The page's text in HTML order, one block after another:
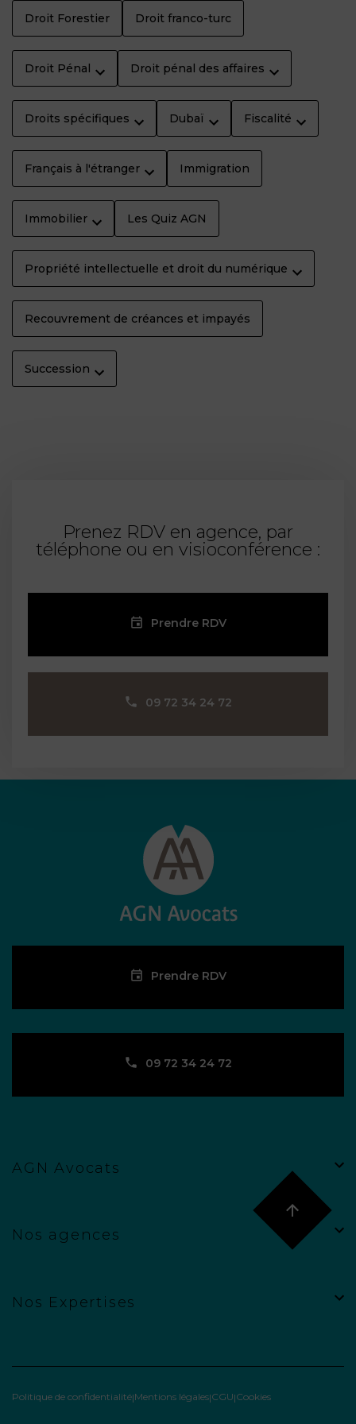
Droit Forestier Droit franco-turc
Droit Pénal Droit pénal des affaires
Droits spécifiques Dubaï Fiscalité
Français à l'étranger Immigration
Immobilier Les Quiz AGN
Propriété intellectuelle et droit du numérique
Recouvrement de créances et impayés
Succession
Prenez RDV en agence, par
téléphone ou en visioconférence :
Prendre RDV
09 72 34 24 72
Prendre RDV
09 72 34 24 72
AGN Avocats
Nos agences
Nos Expertises
Politique de confidentialité Mentions légales CGU Cookies